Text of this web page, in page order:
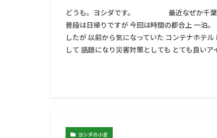
どうも。ヨシダです。 最近なぜ
普段は日帰りですが 今回は時間の都合
したが 以前から気になっていた コンテ
して 話題になり災害対策としても とても良いア
ヨシダの小言